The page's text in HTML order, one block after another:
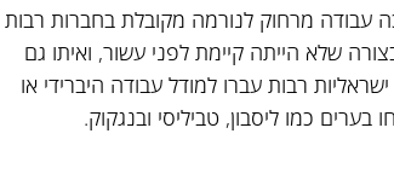
מרחוק לנורמה מקובלת בחברות רבות
שלא הייתה קיימת לפני עשור, ואיתו גם
רבות עברו למודל עבודה היברידי או
בערים כמו ליסבון, טביליסי ובנגקוק.